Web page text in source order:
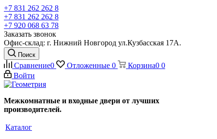
+7 831 262 262 8
+7 831 262 262 8
+7 920 068 63 78
Заказать звонок
Офис-склад: г. Нижний Новгород ул.Кузбасская 17А.
Поиск
Сравнение0 Отложенные 0 Корзина0 0
Войти
Межкомнатные и входные двери от лучших
производителей.
Каталог